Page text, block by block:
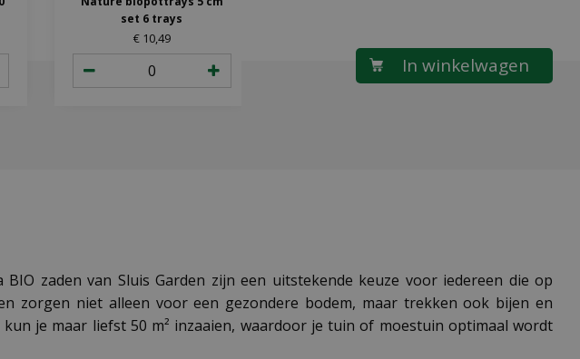
set 6 trays
€ 10,49
zaden van Sluis Garden zijn een uitstekende keuze voor iedereen die op
zorgen niet alleen voor een gezondere bodem, maar trekken ook bijen en
je maar liefst 50 m² inzaaien, waardoor je tuin of moestuin optimaal wordt